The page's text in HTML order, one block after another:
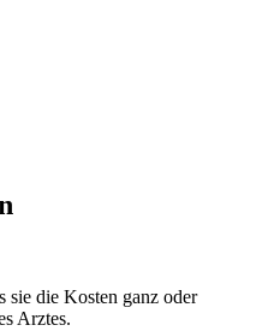
sie die Kosten ganz oder
Arztes.